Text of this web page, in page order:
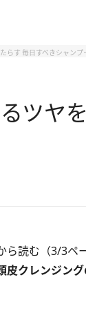
らす 毎日すべきシャンプ
ツヤ
読む（3/3ペ
皮クレンジン